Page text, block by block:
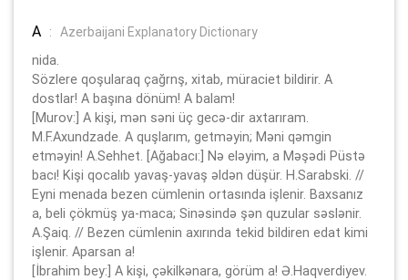
A : Azerbaijani Explanatory Dictionary
nida.
Sözlere qoşularaq çağrnş, xitab, müraciet bildirir. A
dostlar! A başına dönüm! A balam!
[Murov:] A kişi, mən səni üç gecə-dir axtarıram.
M.F.Axundzade. A quşlarım, getməyin; Məni qəmgin
etməyin! A.Sehhet. [Ağabacı:] Nə eləyim, a Məşədi Püstə
bacı! Kişi qocalıb yavaş-yavaş əldən düşür. H.Sarabski. //
Eyni menada bezen cümlenin ortasında işlenir. Baxsanız
a, beli çökmüş ya-maca; Sinəsində şən quzular səslənir.
A.Şaiq. // Bezen cümlenin axırında tekid bildiren edat kimi
işlenir. Aparsan a!
[İbrahim bey:] A kişi, çəkilkənara, görüm a! Ə.Haqverdiyev.